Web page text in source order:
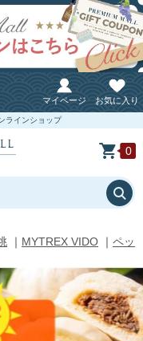
マイページ お気に入り
ラインショップ
0
｜ MYTREX VIDO ｜ ペッ